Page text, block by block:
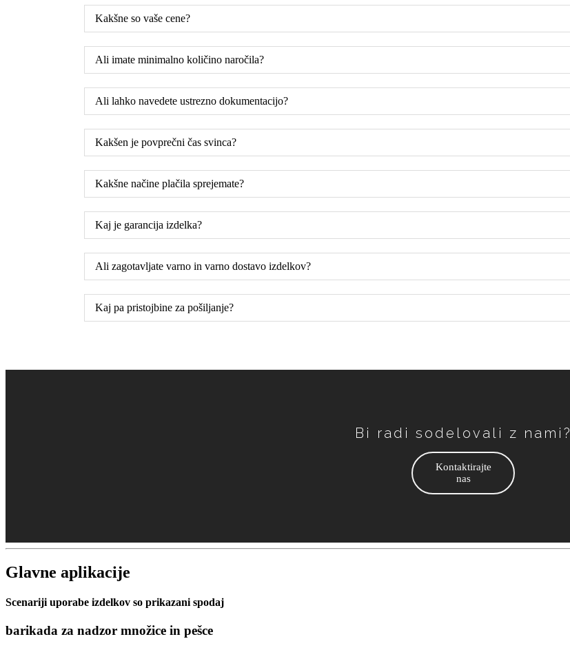
Kakšne so vaše cene?
Ali imate minimalno količino naročila?
Ali lahko navedete ustrezno dokumentacijo?
Kakšen je povprečni čas svinca?
Kakšne načine plačila sprejemate?
Kaj je garancija izdelka?
Ali zagotavljate varno in varno dostavo izdelkov?
Kaj pa pristojbine za pošiljanje?
Bi radi sodelovali z nami?
Kontaktirajte
nas
Glavne aplikacije
Scenariji uporabe izdelkov so prikazani spodaj
barikada za nadzor množice in pešce